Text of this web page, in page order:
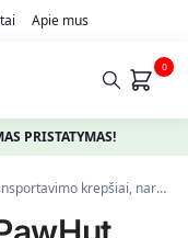
Apie mus
0
PRISTATYMAS!
krepšiai, narvai